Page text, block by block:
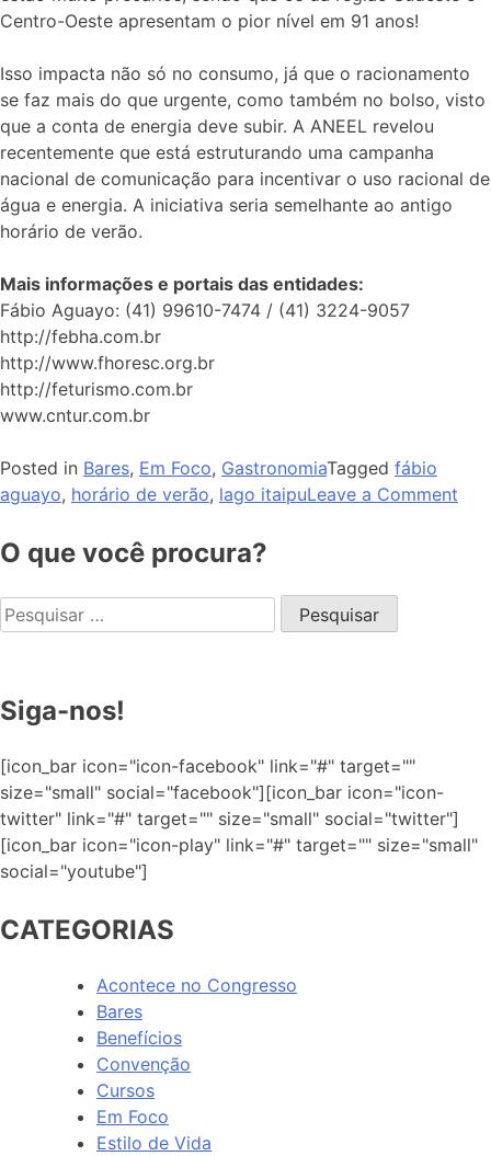
Centro-Oeste apresentam o pior nível em 91 anos!
Isso impacta não só no consumo, já que o racionamento
se faz mais do que urgente, como também no bolso, visto
que a conta de energia deve subir. A ANEEL revelou
recentemente que está estruturando uma campanha
nacional de comunicação para incentivar o uso racional de
água e energia. A iniciativa seria semelhante ao antigo
horário de verão.
Mais informações e portais das entidades:
Fábio Aguayo: (41) 99610-7474 / (41) 3224-9057
http://febha.com.br
http://www.fhoresc.org.br
http://feturismo.com.br
www.cntur.com.br
Posted in Bares, Em Foco, GastronomiaTagged fábio
aguayo, horário de verão, lago itaipuLeave a Comment
O que você procura?
Siga-nos!
[icon_bar icon="icon-facebook" link="#" target=""
size="small" social="facebook"][icon_bar icon="icon-
twitter" link="#" target="" size="small" social="twitter"]
[icon_bar icon="icon-play" link="#" target="" size="small"
social="youtube"]
CATEGORIAS
Acontece no Congresso
Bares
Benefícios
Convenção
Cursos
Em Foco
Estilo de Vida